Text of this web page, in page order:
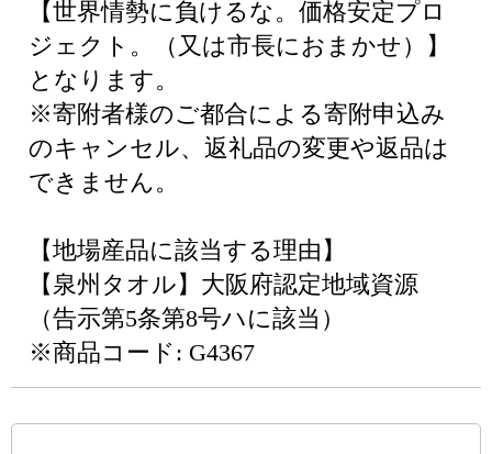
【世界情勢に負けるな。価格安定プロ
ジェクト。（又は市長におまかせ）】
となります。
※寄附者様のご都合による寄附申込み
のキャンセル、返礼品の変更や返品は
できません。
【地場産品に該当する理由】
【泉州タオル】大阪府認定地域資源
（告示第5条第8号ハに該当）
※商品コード: G4367